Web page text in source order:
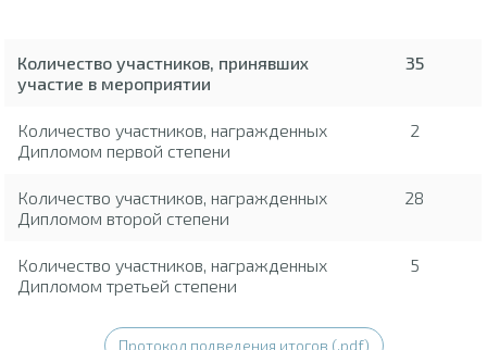
Количество участников, принявших
участие в мероприятии
35
Количество участников, награжденных
Дипломом первой степени
2
Количество участников, награжденных
Дипломом второй степени
28
Количество участников, награжденных
Дипломом третьей степени
5
Протокол подведения итогов (.pdf)